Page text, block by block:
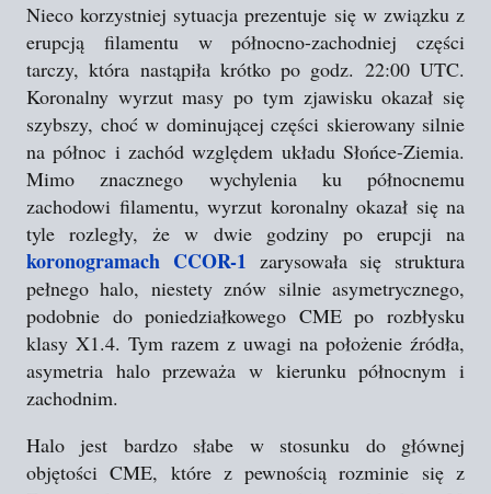
Nieco korzystniej sytuacja prezentuje się w związku z
erupcją filamentu w północno-zachodniej części
tarczy, która nastąpiła krótko po godz. 22:00 UTC.
Koronalny wyrzut masy po tym zjawisku okazał się
szybszy, choć w dominującej części skierowany silnie
na północ i zachód względem układu Słońce-Ziemia.
Mimo znacznego wychylenia ku północnemu
zachodowi filamentu, wyrzut koronalny okazał się na
tyle rozległy, że w dwie godziny po erupcji na
koronogramach CCOR-1 zarysowała się struktura
pełnego halo, niestety znów silnie asymetrycznego,
podobnie do poniedziałkowego CME po rozbłysku
klasy X1.4. Tym razem z uwagi na położenie źródła,
asymetria halo przeważa w kierunku północnym i
zachodnim.
Halo jest bardzo słabe w stosunku do głównej
objętości CME, które z pewnością rozminie się z